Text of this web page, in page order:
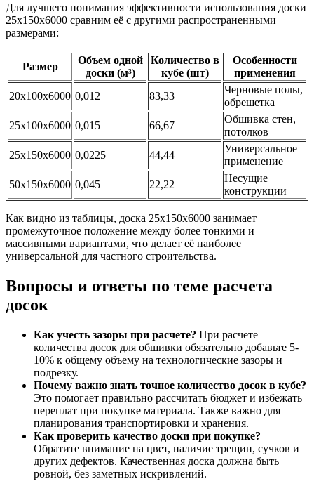
Для лучшего понимания эффективности использования доски
25х150х6000 сравним её с другими распространенными
размерами:
Размер
Объем одной
доски (м³)
Количество в
кубе (шт)
Особенности
применения
20х100х6000 0,012 83,33
Черновые полы,
обрешетка
25х100х6000 0,015 66,67
Обшивка стен,
потолков
25х150х6000 0,0225 44,44
Универсальное
применение
50х150х6000 0,045 22,22
Несущие
конструкции
Как видно из таблицы, доска 25х150х6000 занимает
промежуточное положение между более тонкими и
массивными вариантами, что делает её наиболее
универсальной для частного строительства.
Вопросы и ответы по теме расчета
досок
Как учесть зазоры при расчете? При расчете
количества досок для обшивки обязательно добавьте 5-
10% к общему объему на технологические зазоры и
подрезку.
Почему важно знать точное количество досок в кубе?
Это помогает правильно рассчитать бюджет и избежать
переплат при покупке материала. Также важно для
планирования транспортировки и хранения.
Как проверить качество доски при покупке?
Обратите внимание на цвет, наличие трещин, сучков и
других дефектов. Качественная доска должна быть
ровной, без заметных искривлений.